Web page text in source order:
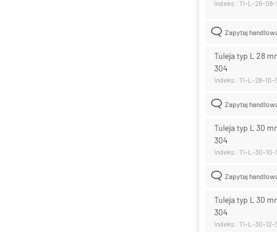
Indeks : TI-L-28-08-
Zapytaj
Tuleja typ L 28
304
Indeks : TI-L-28-10-
Zapytaj
Tuleja typ L 30
304
Indeks : TI-L-30-10-
Zapytaj
Tuleja typ L 30
304
Indeks : TI-L-30-12-